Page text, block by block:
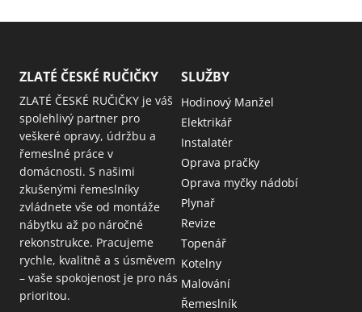
ZLATÉ ČESKÉ RUČIČKY
ZLATÉ ČESKÉ RUČIČKY je váš
spolehlivý partner pro
veškeré opravy, údržbu a
řemeslné práce v
domácnosti. S našimi
zkušenými řemeslníky
zvládnete vše od montáže
nábytku až po náročné
rekonstrukce. Pracujeme
rychle, kvalitně a s úsměvem
– vaše spokojenost je pro nás
prioritou.
SLUŽBY
Hodinový Manžel
Elektrikář
Instalatér
Oprava pračky
Oprava myčky nádobí
Plynař
Revize
Topenář
Kotelny
Malování
Řemeslník